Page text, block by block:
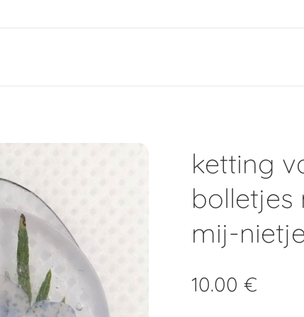
ketting
bolletjes
mij-nietje
10.00 €